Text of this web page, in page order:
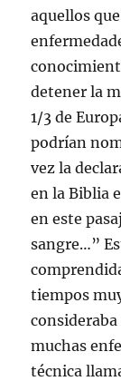
aquellos
detener la
1/3 de
podrían
vez la
en la Biblia
en este
sangre…”
tiempos
consideraba
muchas
técnica